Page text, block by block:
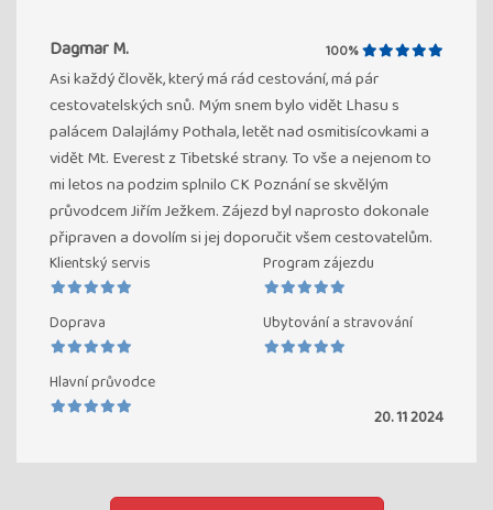
Dagmar M. 100%
Asi každý člověk, který má rád cestování, má pár
cestovatelských snů. Mým snem bylo vidět Lhasu s
palácem Dalajlámy Pothala, letět nad osmitisícovkami a
vidět Mt. Everest z Tibetské strany. To vše a nejenom to
mi letos na podzim splnilo CK Poznání se skvělým
průvodcem Jiřím Ježkem. Zájezd byl naprosto dokonale
připraven a dovolím si jej doporučit všem cestovatelům.
Klientský servis Program zájezdu
Doprava Ubytování a stravování
Hlavní průvodce
20. 11 2024